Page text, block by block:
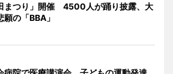
まつり」開催 4500人が踊り披露、大
願の「BBA」